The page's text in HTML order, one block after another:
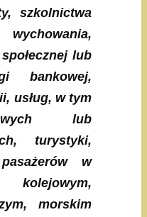
szkolnictwa
lub
bankowej,
usług, w tym
lub
turystyki,
w
morskim